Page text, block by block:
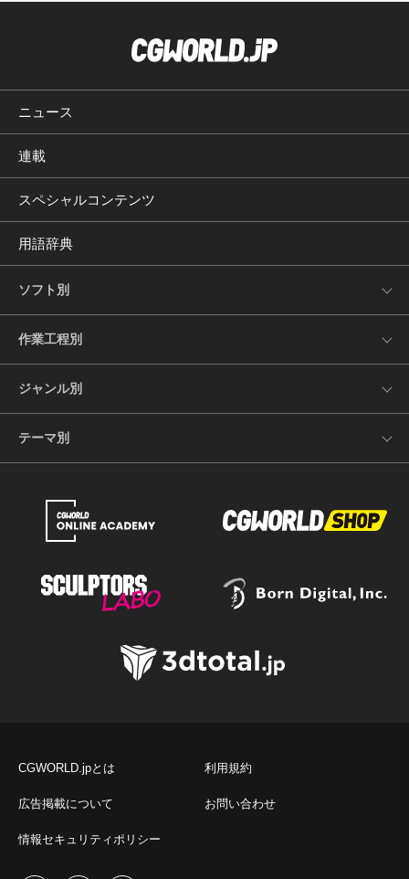
ニュース
連載
スペシャルコンテンツ
用語辞典
ソフト別
作業工程別
ジャンル別
テーマ別
CGWORLD.jpとは 利用規約
広告掲載について お問い合わせ
情報セキュリティポリシー